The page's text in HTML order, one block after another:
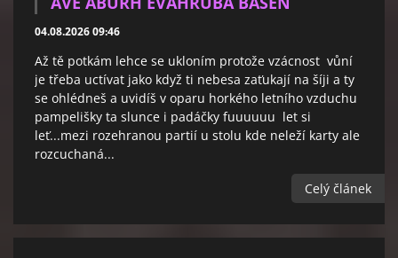
04.08.2026 09:46
Až tě potkám lehce se ukloním protože vzácnost vůní
je třeba uctívat jako když ti nebesa zaťukají na šíji a ty
se ohlédneš a uvidíš v oparu horkého letního vzduchu
pampelišky ta slunce i padáčky fuuuuuu let si
leť...mezi rozehranou partií u stolu kde neleží karty ale
rozcuchaná...
Celý článek